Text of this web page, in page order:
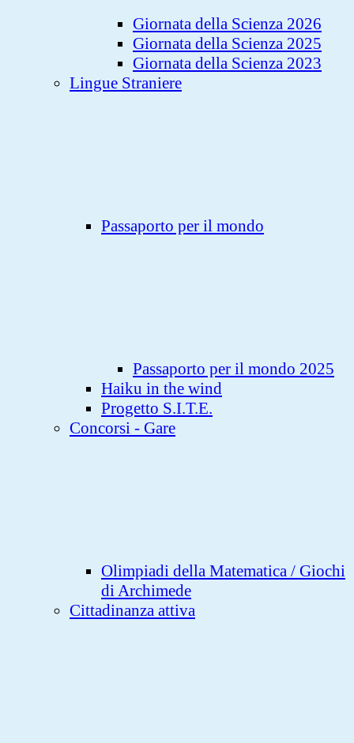
Giornata della Scienza 2026
Giornata della Scienza 2025
Giornata della Scienza 2023
Lingue Straniere
Passaporto per il mondo
Passaporto per il mondo 2025
Haiku in the wind
Progetto S.I.T.E.
Concorsi - Gare
Olimpiadi della Matematica / Giochi
di Archimede
Cittadinanza attiva